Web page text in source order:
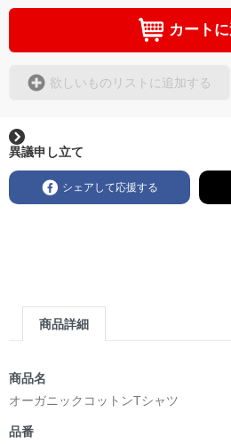
カート
欲しいものリストに追加する
異議申し立て
シェアして応援する
商品詳細
商品名
オーガニックコットンTシャツ
品番